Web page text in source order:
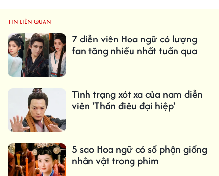
TIN LIÊN QUAN
7 diễn viên Hoa ngữ có lượng
fan tăng nhiều nhất tuần qua
Tình trạng xót xa của nam diễn
viên 'Thần điêu đại hiệp'
5 sao Hoa ngữ có số phận giống
nhân vật trong phim